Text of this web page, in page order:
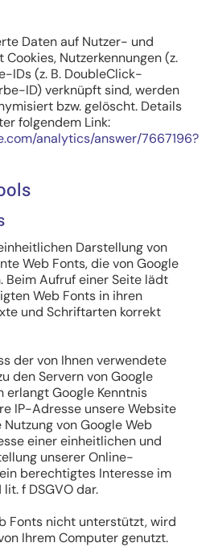
Daten auf Nutzer- und
Nutzerkennungen (z.
IDs (z. B. DoubleClick-
ID) verknüpft sind, werden
bzw. gelöscht. Details
folgendem Link:
analytics/answer/7667196?
Darstellung von
Web Fonts, die von Google
Aufruf einer Seite lädt
Web Fonts in ihren
und Schriftarten korrekt
der von Ihnen verwendete
den Servern von Google
erlangt Google Kenntnis
IP-Adresse unsere Website
von Google Web
einer einheitlichen und
unserer Online-
berechtigtes Interesse im
lit. f DSGVO dar.
Fonts nicht unterstützt, wird
Ihrem Computer genutzt.